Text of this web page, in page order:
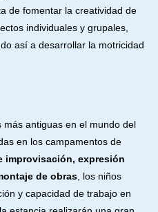
de fomentar la creatividad de
individuales y grupales,
así a desarrollar la motricidad
más antiguas en el mundo del
en los campamentos de
improvisación, expresión
de obras, los niños
y capacidad de trabajo en